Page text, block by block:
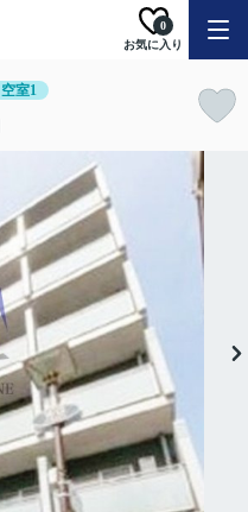
お気に入り
0
空室1